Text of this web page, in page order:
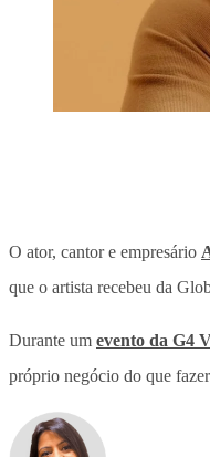
O ator, cantor e empresário
que o artista recebeu da
Durante um evento da G4
próprio negócio do que